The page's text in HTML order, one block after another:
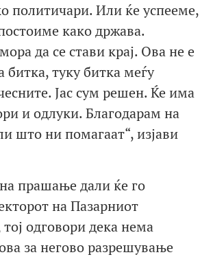
политичари. Или ќе успееме,
како држава.
да се стави крај. Ова не е
битка, туку битка меѓу
Јас сум решен. Ќе има
и одлуки. Благодарам на
што ни помагаат“, изјави
прашање дали ќе го
на Пазарниот
одговори дека нема
за негово разрешување